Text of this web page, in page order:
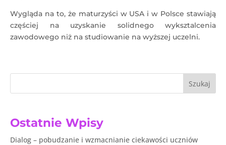
Wygląda na to, że maturzyści w USA i w Polsce stawiają
częściej na uzyskanie solidnego wyksztalcenia
zawodowego niż na studiowanie na wyższej uczelni.
Szukaj
Ostatnie Wpisy
Dialog – pobudzanie i wzmacnianie ciekawości uczniów